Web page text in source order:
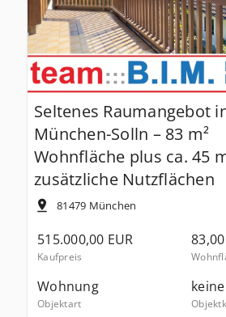
Seltenes Raumangebot
München-Solln – 83 m²
Wohnfläche plus ca. 45
zusätzliche Nutzflächen
81479 München
515.000,00 EUR
Kaufpreis
Wohnung
Objektart